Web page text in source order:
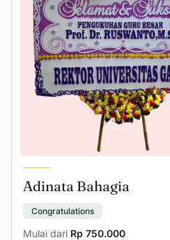
Adinata Bahagia
Congratulations
Mulai dari Rp 750.000